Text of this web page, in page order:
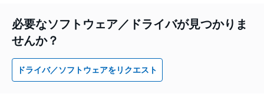
必要なソフトウェア／ドライバが見つかりま
せんか？
ドライバ／ソフトウェアをリクエスト